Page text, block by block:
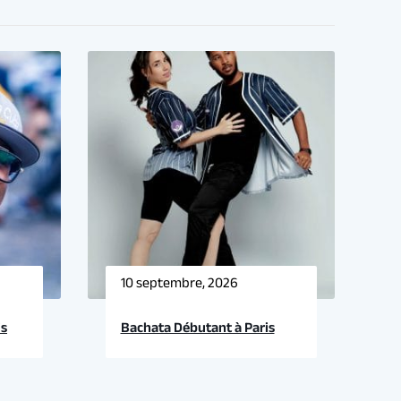
10 septembre, 2026
Bachata Débutant à Paris